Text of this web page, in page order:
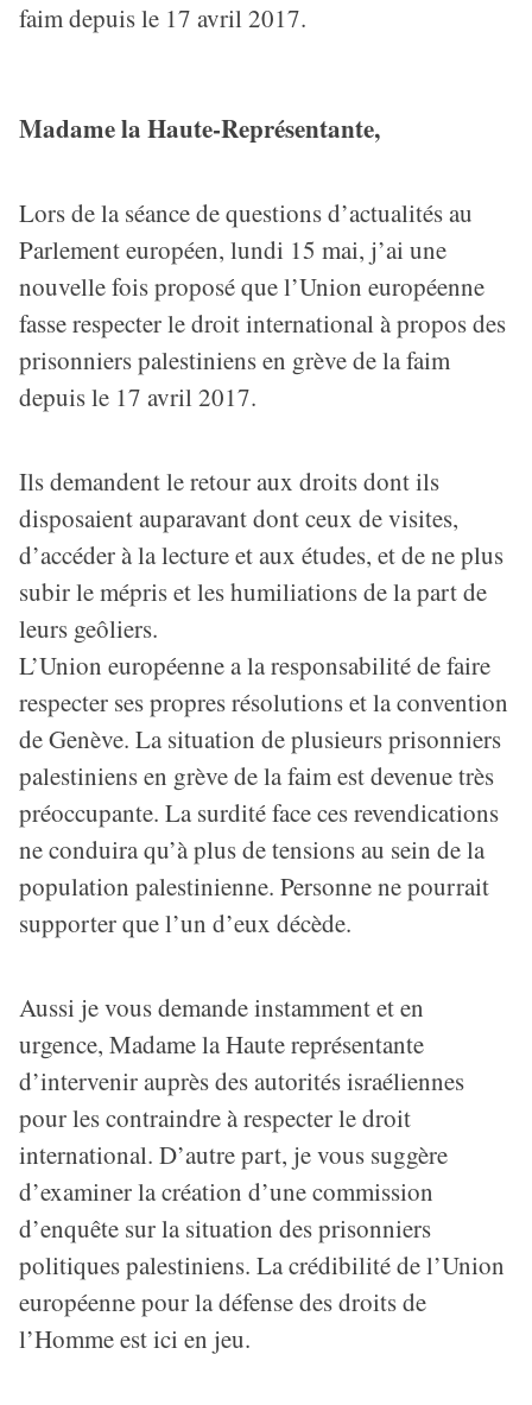
faim depuis le 17 avril 2017.
Madame la Haute-Représentante,
Lors de la séance de questions d’actualités au
Parlement européen, lundi 15 mai, j’ai une
nouvelle fois proposé que l’Union européenne
fasse respecter le droit international à propos des
prisonniers palestiniens en grève de la faim
depuis le 17 avril 2017.
Ils demandent le retour aux droits dont ils
disposaient auparavant dont ceux de visites,
d’accéder à la lecture et aux études, et de ne plus
subir le mépris et les humiliations de la part de
leurs geôliers.
L’Union européenne a la responsabilité de faire
respecter ses propres résolutions et la convention
de Genève. La situation de plusieurs prisonniers
palestiniens en grève de la faim est devenue très
préoccupante. La surdité face ces revendications
ne conduira qu’à plus de tensions au sein de la
population palestinienne. Personne ne pourrait
supporter que l’un d’eux décède.
Aussi je vous demande instamment et en
urgence, Madame la Haute représentante
d’intervenir auprès des autorités israéliennes
pour les contraindre à respecter le droit
international. D’autre part, je vous suggère
d’examiner la création d’une commission
d’enquête sur la situation des prisonniers
politiques palestiniens. La crédibilité de l’Union
européenne pour la défense des droits de
l’Homme est ici en jeu.